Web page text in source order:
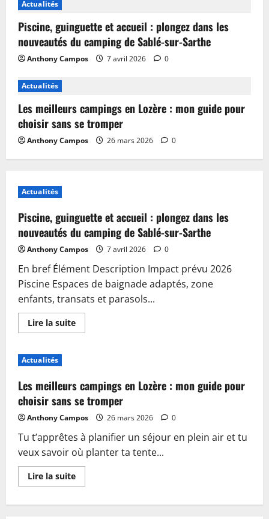
Actualités
Piscine, guinguette et accueil : plongez dans les
nouveautés du camping de Sablé-sur-Sarthe
Anthony Campos 7 avril 2026 0
Actualités
Les meilleurs campings en Lozère : mon guide pour
choisir sans se tromper
Anthony Campos 26 mars 2026 0
Actualités
Piscine, guinguette et accueil : plongez dans les
nouveautés du camping de Sablé-sur-Sarthe
Anthony Campos 7 avril 2026 0
En bref Élément Description Impact prévu 2026
Piscine Espaces de baignade adaptés, zone
enfants, transats et parasols...
Lire la suiteEn
savoir
accueil
:
plongez
dans
les
nouveautés
du
camping
de
Sablé-
sur-
Sarthe
Actualités
Les meilleurs campings en Lozère : mon guide pour
choisir sans se tromper
Anthony Campos 26 mars 2026 0
Tu t’apprêtes à planifier un séjour en plein air et tu
veux savoir où planter ta tente...
Lire la suiteEn
savoir